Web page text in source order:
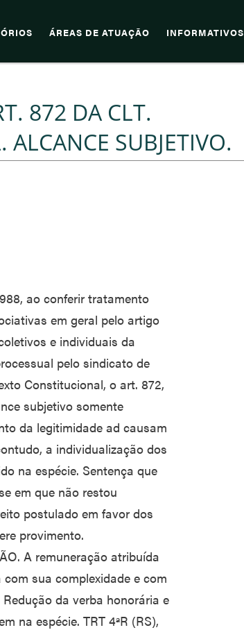
ÁREAS DE ATUAÇÃO INFORMATIVOS
872 DA CLT.
SUBJETIVO.
ao conferir tratamento
em geral pelo artigo
e individuais da
pelo sindicato de
Constitucional, o art. 872,
subjetivo somente
da legitimidade ad causam
a individualização dos
na espécie. Sentença que
em que não restou
postulado em favor dos
provimento.
A remuneração atribuída
sua complexidade e com
da verba honorária e
na espécie. TRT 4ªR (RS),